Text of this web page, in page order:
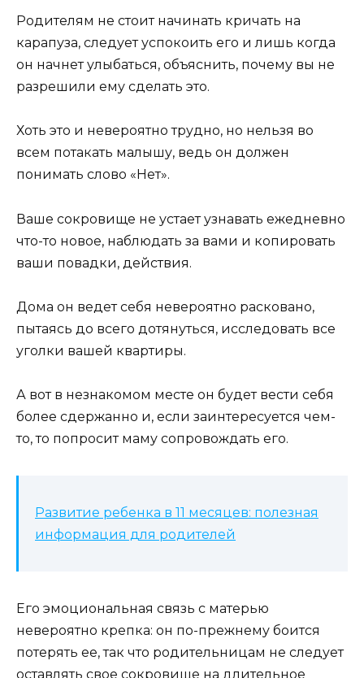
Родителям не стоит начинать кричать на
карапуза, следует успокоить его и лишь когда
он начнет улыбаться, объяснить, почему вы не
разрешили ему сделать это.
Хоть это и невероятно трудно, но нельзя во
всем потакать малышу, ведь он должен
понимать слово «Нет».
Ваше сокровище не устает узнавать ежедневно
что-то новое, наблюдать за вами и копировать
ваши повадки, действия.
Дома он ведет себя невероятно расковано,
пытаясь до всего дотянуться, исследовать все
уголки вашей квартиры.
А вот в незнакомом месте он будет вести себя
более сдержанно и, если заинтересуется чем-
то, то попросит маму сопровождать его.
Развитие ребенка в 11 месяцев: полезная
информация для родителей
Его эмоциональная связь с матерью
невероятно крепка: он по-прежнему боится
потерять ее, так что родительницам не следует
оставлять свое сокровище на длительное